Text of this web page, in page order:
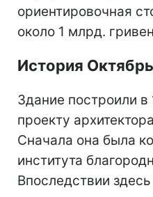
ориентировочная
около 1 млрд.
История
Здание построили
проекту
Сначала она была
института
Впоследствии